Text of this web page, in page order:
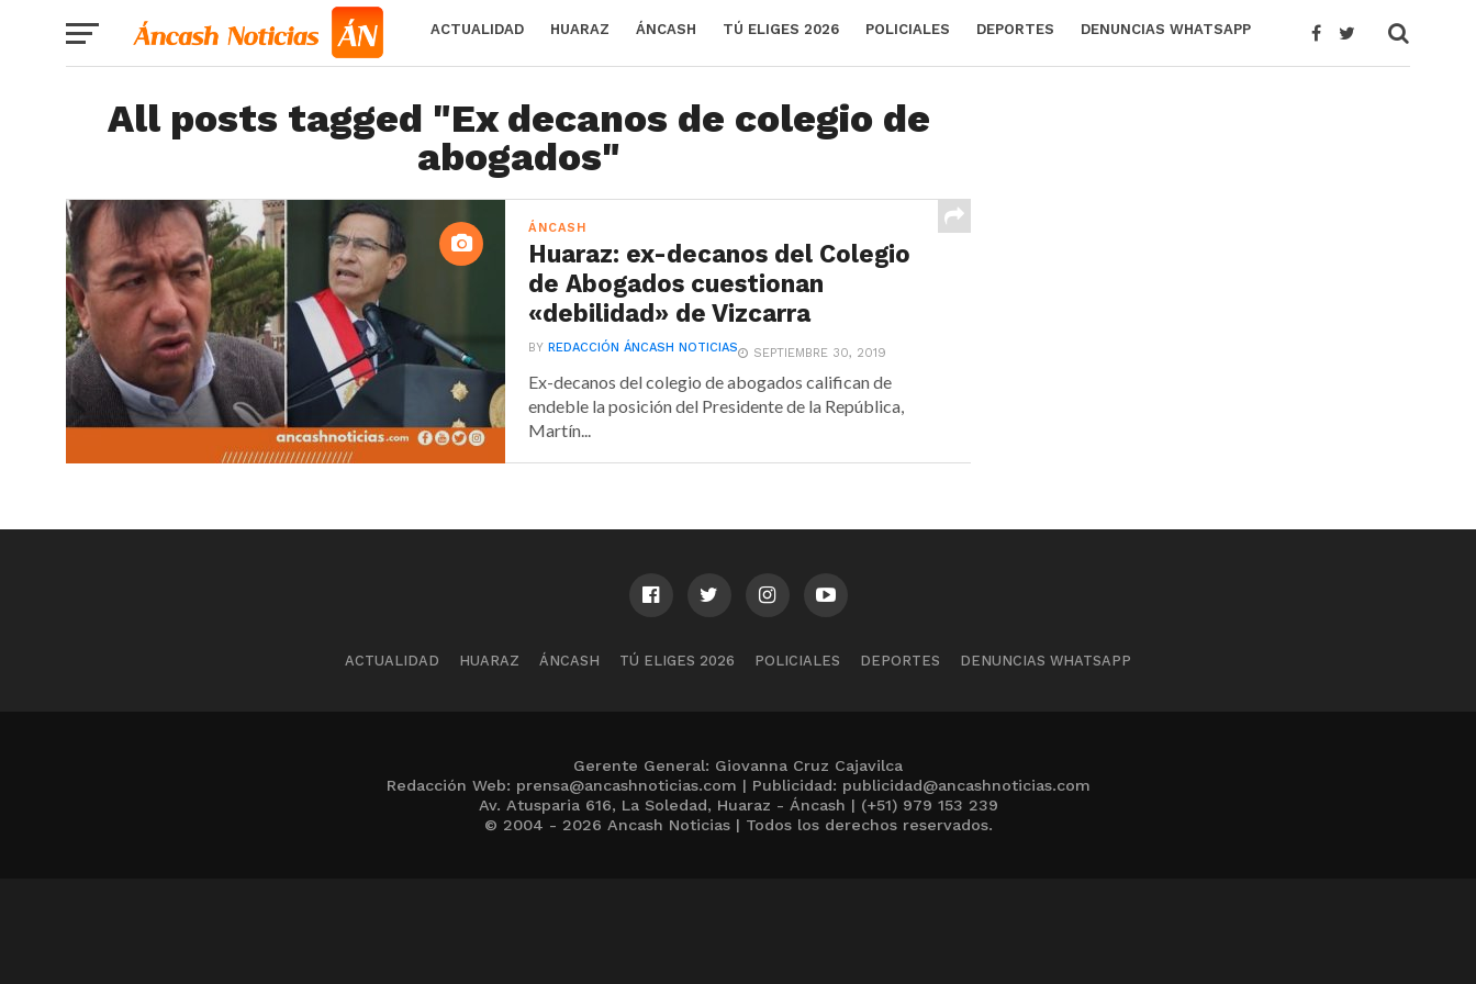
ACTUALIDAD HUARAZ ÁNCASH TÚ ELIGES 2026 POLICIALES DEPORTES DENUNCIAS WHATSAPP
All posts tagged "Ex decanos de colegio de
abogados"
ÁNCASH
Huaraz: ex-decanos del Colegio
de Abogados cuestionan
«debilidad» de Vizcarra
BYREDACCIÓN ÁNCASH NOTICIAS SEPTIEMBRE 30, 2019
Ex-decanos del colegio de abogados califican de
endeble la posición del Presidente de la República,
Martín...
ACTUALIDAD HUARAZ ÁNCASH TÚ ELIGES 2026 POLICIALES DEPORTES DENUNCIAS WHATSAPP
Gerente General: Giovanna Cruz Cajavilca
Redacción Web: prensa@ancashnoticias.com | Publicidad: publicidad@ancashnoticias.com
Av. Atusparia 616, La Soledad, Huaraz - Áncash | (+51) 979 153 239
© 2004 - 2026 Ancash Noticias | Todos los derechos reservados.